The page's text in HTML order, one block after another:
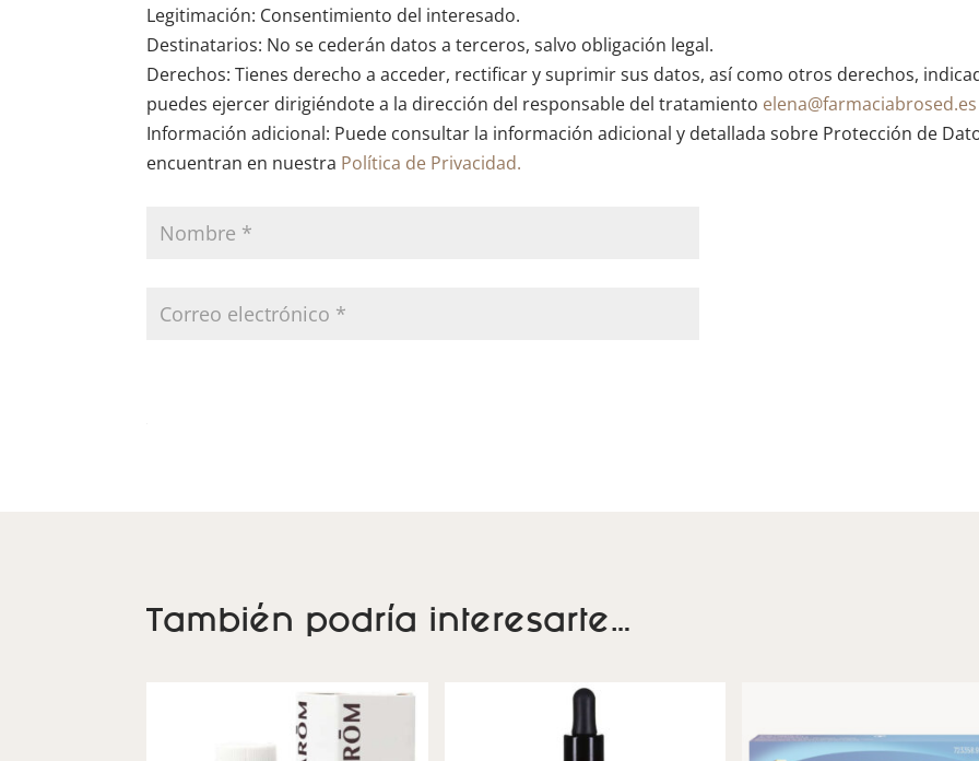
Legitimación: Consentimiento del interesado.
Destinatarios: No se cederán datos a terceros, salvo obligación legal.
Derechos: Tienes derecho a acceder, rectificar y suprimir sus datos, así como otros derechos,
puedes ejercer dirigiéndote a la dirección del responsable del tratamiento elena@farmaciabrosed.es
Información adicional: Puede consultar la información adicional y detallada sobre Protección de
encuentran en nuestra Política de Privacidad.
También podría interesarte…